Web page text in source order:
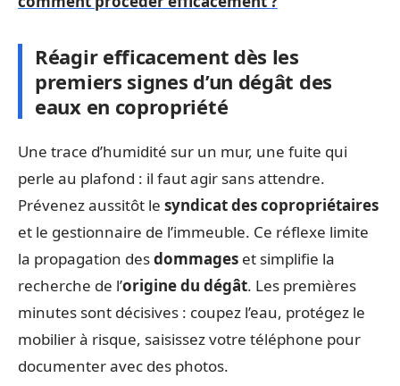
Réagir efficacement dès les
premiers signes d’un dégât des
eaux en copropriété
Une trace d’humidité sur un mur, une fuite qui
perle au plafond : il faut agir sans attendre.
Prévenez aussitôt le syndicat des copropriétaires
et le gestionnaire de l’immeuble. Ce réflexe limite
la propagation desdommages et simplifie la
recherche de l’origine du dégât. Les premières
minutes sont décisives : coupez l’eau, protégez le
mobilier à risque, saisissez votre téléphone pour
documenter avec des photos.